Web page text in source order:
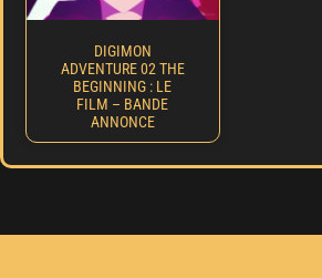
DIGIMON
ADVENTURE 02 THE
BEGINNING : LE
FILM – BANDE
ANNONCE